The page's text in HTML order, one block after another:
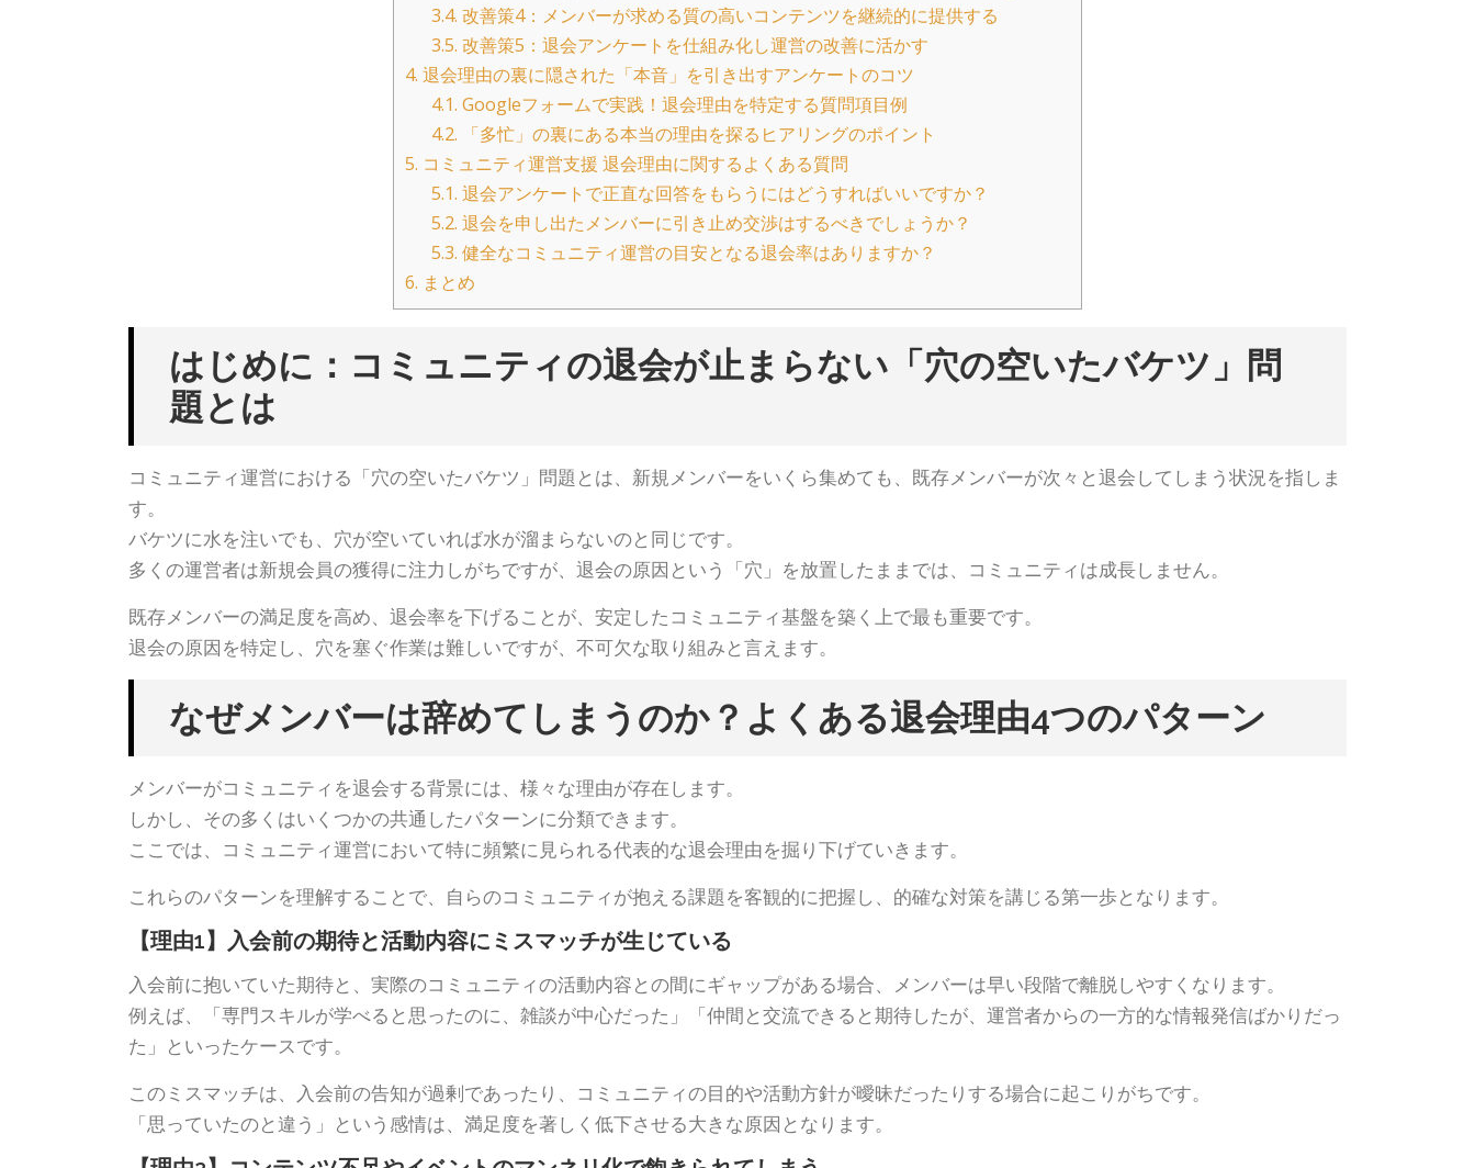
3.4. 改善策4：メンバーが求める質の高いコンテンツを継続的に提供する
3.5. 改善策5：退会アンケートを仕組み化し運営の改善に活かす
4. 退会理由の裏に隠された「本音」を引き出すアンケートのコツ
4.1. Googleフォームで実践！退会理由を特定する質問項目例
4.2. 「多忙」の裏にある本当の理由を探るヒアリングのポイント
5. コミュニティ運営支援 退会理由に関するよくある質問
5.1. 退会アンケートで正直な回答をもらうにはどうすればいいですか？
5.2. 退会を申し出たメンバーに引き止め交渉はするべきでしょうか？
5.3. 健全なコミュニティ運営の目安となる退会率はありますか？
6. まとめ
はじめに：コミュニティの退会が止まらない「穴の空いたバケツ」問
題とは
コミュニティ運営における「穴の空いたバケツ」問題とは、新規メンバーをいくら集めても、既存メンバーが次々と退会してしまう状況を指しま
す。
バケツに水を注いでも、穴が空いていれば水が溜まらないのと同じです。
多くの運営者は新規会員の獲得に注力しがちですが、退会の原因という「穴」を放置したままでは、コミュニティは成長しません。
既存メンバーの満足度を高め、退会率を下げることが、安定したコミュニティ基盤を築く上で最も重要です。
退会の原因を特定し、穴を塞ぐ作業は難しいですが、不可欠な取り組みと言えます。
なぜメンバーは辞めてしまうのか？よくある退会理由4つのパターン
メンバーがコミュニティを退会する背景には、様々な理由が存在します。
しかし、その多くはいくつかの共通したパターンに分類できます。
ここでは、コミュニティ運営において特に頻繁に見られる代表的な退会理由を掘り下げていきます。
これらのパターンを理解することで、自らのコミュニティが抱える課題を客観的に把握し、的確な対策を講じる第一歩となります。
【理由1】入会前の期待と活動内容にミスマッチが生じている
入会前に抱いていた期待と、実際のコミュニティの活動内容との間にギャップがある場合、メンバーは早い段階で離脱しやすくなります。
例えば、「専門スキルが学べると思ったのに、雑談が中心だった」「仲間と交流できると期待したが、運営者からの一方的な情報発信ばかりだっ
た」といったケースです。
このミスマッチは、入会前の告知が過剰であったり、コミュニティの目的や活動方針が曖昧だったりする場合に起こりがちです。
「思っていたのと違う」という感情は、満足度を著しく低下させる大きな原因となります。